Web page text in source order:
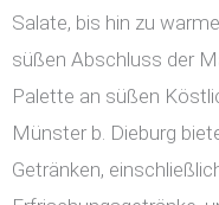
Salate, bis hin zu
süßen Abschluss der
Palette an süßen
Münster b. Dieburg
Getränken,